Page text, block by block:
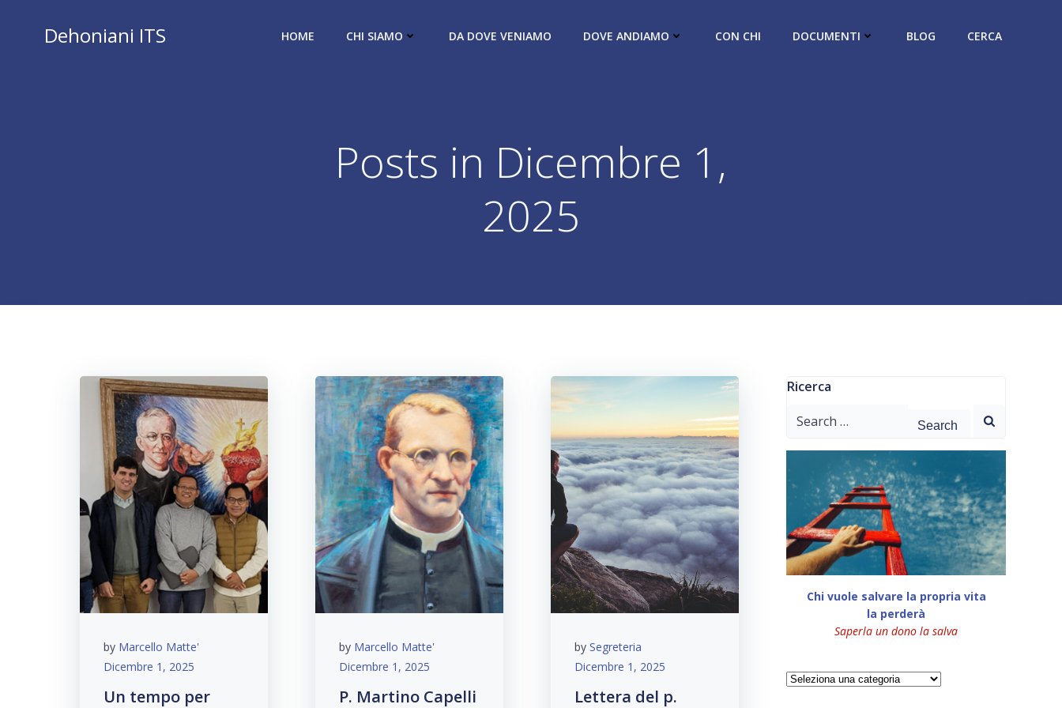
contenutoDehoniani ITS HOME CHI SIAMO DA DOVE VENIAMO DOVE ANDIAMO CON CHI DOCUMENTI BLOG CERCA
Posts in Dicembre 1,
2025
by Marcello Matte'
Dicembre 1, 2025
Un tempo per
by Marcello Matte'
Dicembre 1, 2025
P. Martino Capelli
by Segreteria
Dicembre 1, 2025
Lettera del p.
Ricerca
Search
Chi vuole salvare la propria vita
la perderà
Saperla un dono la salva
Categorie